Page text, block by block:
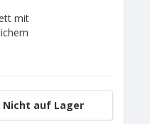
mit
Nicht auf Lager